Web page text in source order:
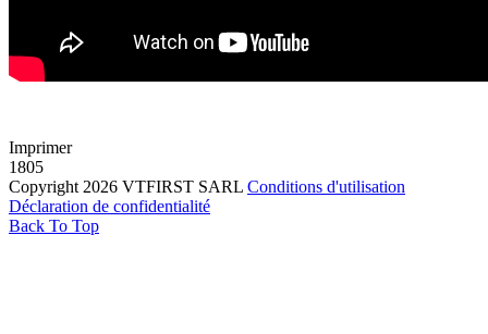
Imprimer
1805
Copyright 2026 VTFIRST SARL Conditions d'utilisation
Déclaration de confidentialité
Back To Top